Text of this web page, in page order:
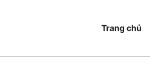
Trang chủ